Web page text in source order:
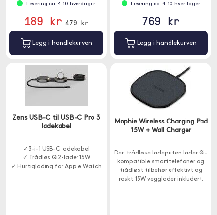
Levering ca. 4-10 hverdager
189 kr 479 kr
Legg i handlekurven
Levering ca. 4-10 hverdager
769 kr
Legg i handlekurven
Zens USB-C til USB-C Pro 3
ladekabel
✓3-i-1 USB-C ladekabel
✓ Trådløs Qi2-lader 15W
✓ Hurtiglading for Apple Watch
Mophie Wireless Charging Pad
15W + Wall Charger
Den trådløse ladeputen lader Qi-
kompatible smarttelefoner og
trådløst tilbehør effektivt og
raskt. 15W vegglader inkludert.